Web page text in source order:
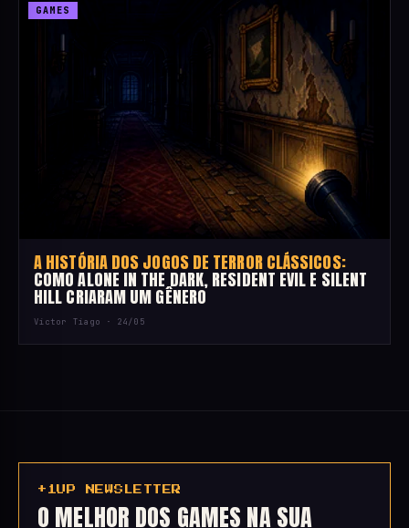
GAMES
A HISTÓRIA DOS JOGOS DE TERROR CLÁSSICOS:
COMO ALONE IN THE DARK, RESIDENT EVIL E SILENT
HILL CRIARAM UM GÊNERO
Victor Tiago · 24/05
+1UP NEWSLETTER
O MELHOR DOS GAMES NA SUA